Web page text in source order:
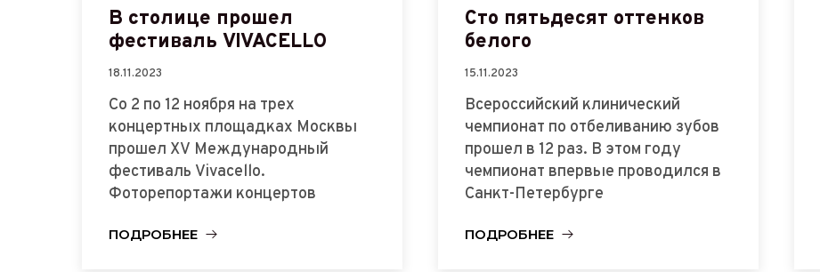
В столице прошел
фестиваль VIVACELLO
18.11.2023
Со 2 по 12 ноября на трех
концертных площадках Москвы
прошел XV Международный
фестиваль Vivacello.
Фоторепортажи концертов
ПОДРОБНЕЕ
Сто пятьдесят оттенков
белого
15.11.2023
Всероссийский клинический
чемпионат по отбеливанию зубов
прошел в 12 раз. В этом году
чемпионат впервые проводился в
Санкт-Петербурге
ПОДРОБНЕЕ